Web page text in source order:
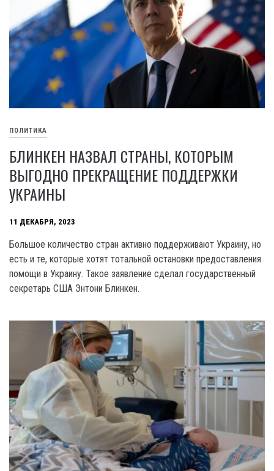
ПОЛИТИКА
БЛИНКЕН НАЗВАЛ СТРАНЫ, КОТОРЫМ
ВЫГОДНО ПРЕКРАЩЕНИЕ ПОДДЕРЖКИ
УКРАИНЫ
11 ДЕКАБРЯ, 2023
Большое количество стран активно поддерживают Украину, но
есть и те, которые хотят тотальной остановки предоставления
помощи в Украину. Такое заявление сделал государственный
секретарь США Энтони Блинкен.